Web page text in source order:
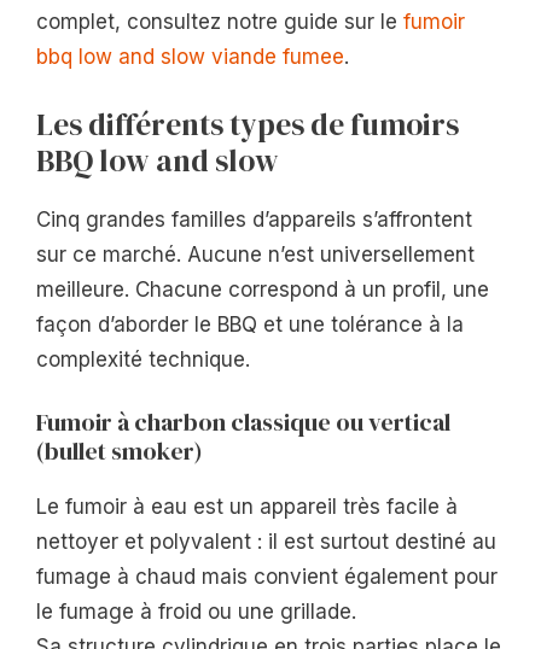
complet, consultez notre guide sur le fumoir
bbq low and slow viande fumee.
Les différents types de fumoirs
BBQ low and slow
Cinq grandes familles d’appareils s’affrontent
sur ce marché. Aucune n’est universellement
meilleure. Chacune correspond à un profil, une
façon d’aborder le BBQ et une tolérance à la
complexité technique.
Fumoir à charbon classique ou vertical
(bullet smoker)
Le fumoir à eau est un appareil très facile à
nettoyer et polyvalent : il est surtout destiné au
fumage à chaud mais convient également pour
le fumage à froid ou une grillade.